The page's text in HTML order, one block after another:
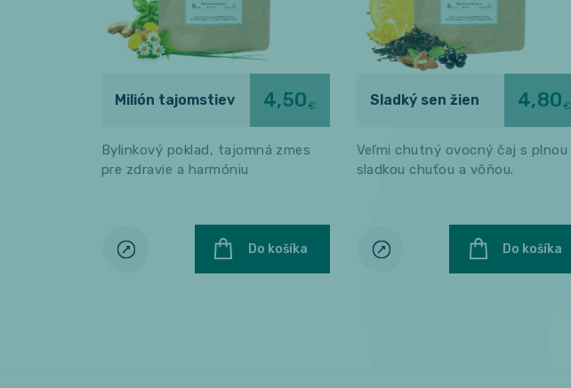
Milión tajomstiev 4,50€
Bylinkový poklad, tajomná zmes
pre zdravie a harmóniu
Do košíka
Sladký sen žien 4,80€
Veľmi chutný ovocný čaj s plnou
sladkou chuťou a vôňou.
Do košíka